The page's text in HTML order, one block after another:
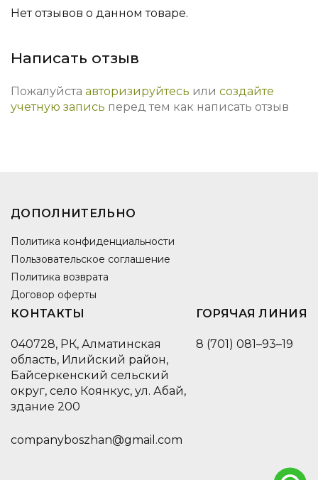
Нет отзывов о данном товаре.
Написать отзыв
Пожалуйста авторизируйтесь или создайте
учетную запись перед тем как написать отзыв
ДОПОЛНИТЕЛЬНО
Политика конфиденциальности
Пользовательское соглашение
Политика возврата
Договор оферты
КОНТАКТЫ
040728, РК, Алматинская
область, Илийский район,
Байсеркенский сельский
округ, село Коянкус, ул. Абай,
здание 200
companyboszhan@gmail.com
ГОРЯЧАЯ ЛИНИЯ
8 (701) 081–93–19